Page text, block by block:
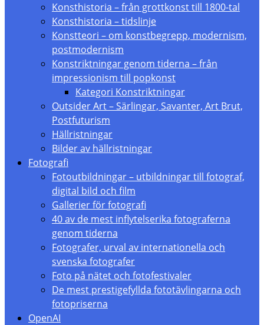
Konsthistoria – från grottkonst till 1800-tal
Konsthistoria – tidslinje
Konstteori – om konstbegrepp, modernism,
postmodernism
Konstriktningar genom tiderna – från
impressionism till popkonst
Kategori Konstriktningar
Outsider Art – Särlingar, Savanter, Art Brut,
Postfuturism
Hällristningar
Bilder av hällristningar
Fotografi
Fotoutbildningar – utbildningar till fotograf,
digital bild och film
Gallerier för fotografi
40 av de mest inflytelserika fotograferna
genom tiderna
Fotografer, urval av internationella och
svenska fotografer
Foto på nätet och fotofestivaler
De mest prestigefyllda fototävlingarna och
fotopriserna
OpenAI